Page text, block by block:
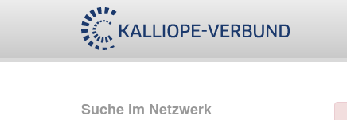
Suche im Netzwerk